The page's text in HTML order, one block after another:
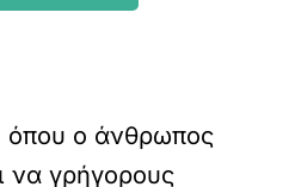
όπου ο άνθρωπος
να γρήγορους